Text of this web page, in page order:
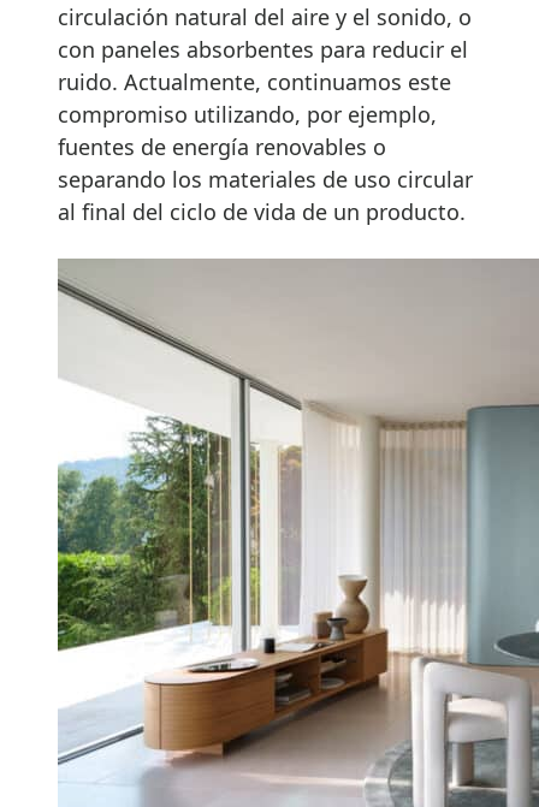
circulación natural del aire y el sonido, o
con paneles absorbentes para reducir el
ruido. Actualmente, continuamos este
compromiso utilizando, por ejemplo,
fuentes de energía renovables o
separando los materiales de uso circular
al final del ciclo de vida de un producto.